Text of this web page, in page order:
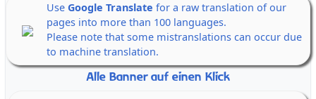
Use Google Translate for a raw translation of our
pages into more than 100 languages.
Please note that some mistranslations can occur due
to machine translation.
Alle Banner auf einen Klick